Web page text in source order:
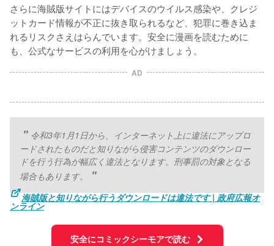
さらに海賊版サイトにはデバイスのウイルス感染や、クレジ
ットカード情報が不正に抜き取られるなど、犯罪に巻き込ま
れるリスクさえはらんでいます。安全に漫画を読むために
も、公式なサービスの利用を心がけましょう。
AD
令和3年1月1日から、インターネット上に違法にアップロ
ードされたものだと知りながら侵害コンテンツのダウンロー
ドを行う行為が幅広く違法となります。刑事罰の対象となる
場合もあります。
海賊版と知りながら行うダウンロードは違法です | 政府広報オ
ンライン
安全にコミックシーモアで読む